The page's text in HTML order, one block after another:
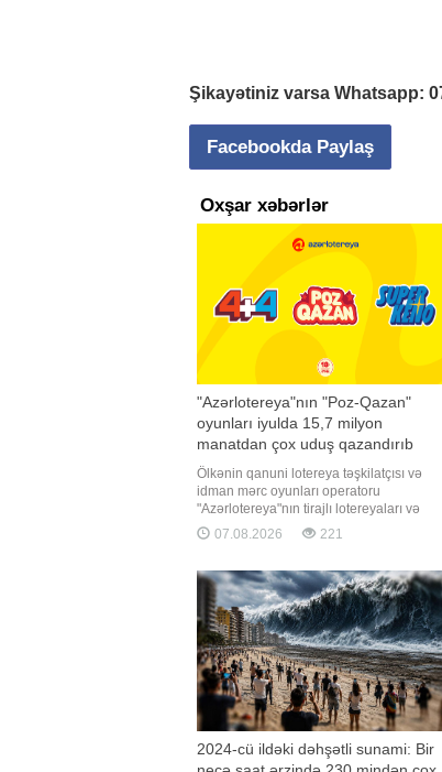
Şikayətiniz varsa Whatsapp:
Facebookda Paylaş
Oxşar xəbərlər
"Azərlotereya"nın "Poz-Qazan"
oyunları iyulda 15,7 milyon
manatdan çox uduş qazandırıb
Ölkənin qanuni lotereya təşkilatçısı və
idman mərc oyunları operatoru
"Azərlotereya"nın tirajlı lotereyaları və
"Poz-Qazan" oyunları üzrə iyul ayında
növbəti böyük uduşlar qeydə alınıb. Belə
böyük uduş "Super Keno" oyununda
qazanılıb
07.08.2026 221
2024-cü ildəki dəhşətli sunami: Bir